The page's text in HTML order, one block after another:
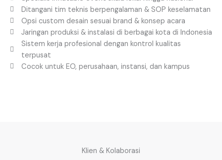
Ditangani tim teknis berpengalaman & SOP keselamatan
Opsi custom desain sesuai brand & konsep acara
Jaringan produksi & instalasi di berbagai kota di Indonesia
Sistem kerja profesional dengan kontrol kualitas
terpusat
Cocok untuk EO, perusahaan, instansi, dan kampus
Klien & Kolaborasi